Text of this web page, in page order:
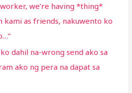
we’re having *thing*
kami as friends, nakuwento ko
dahil na-wrong send ako sa
ako ng pera na dapat sa